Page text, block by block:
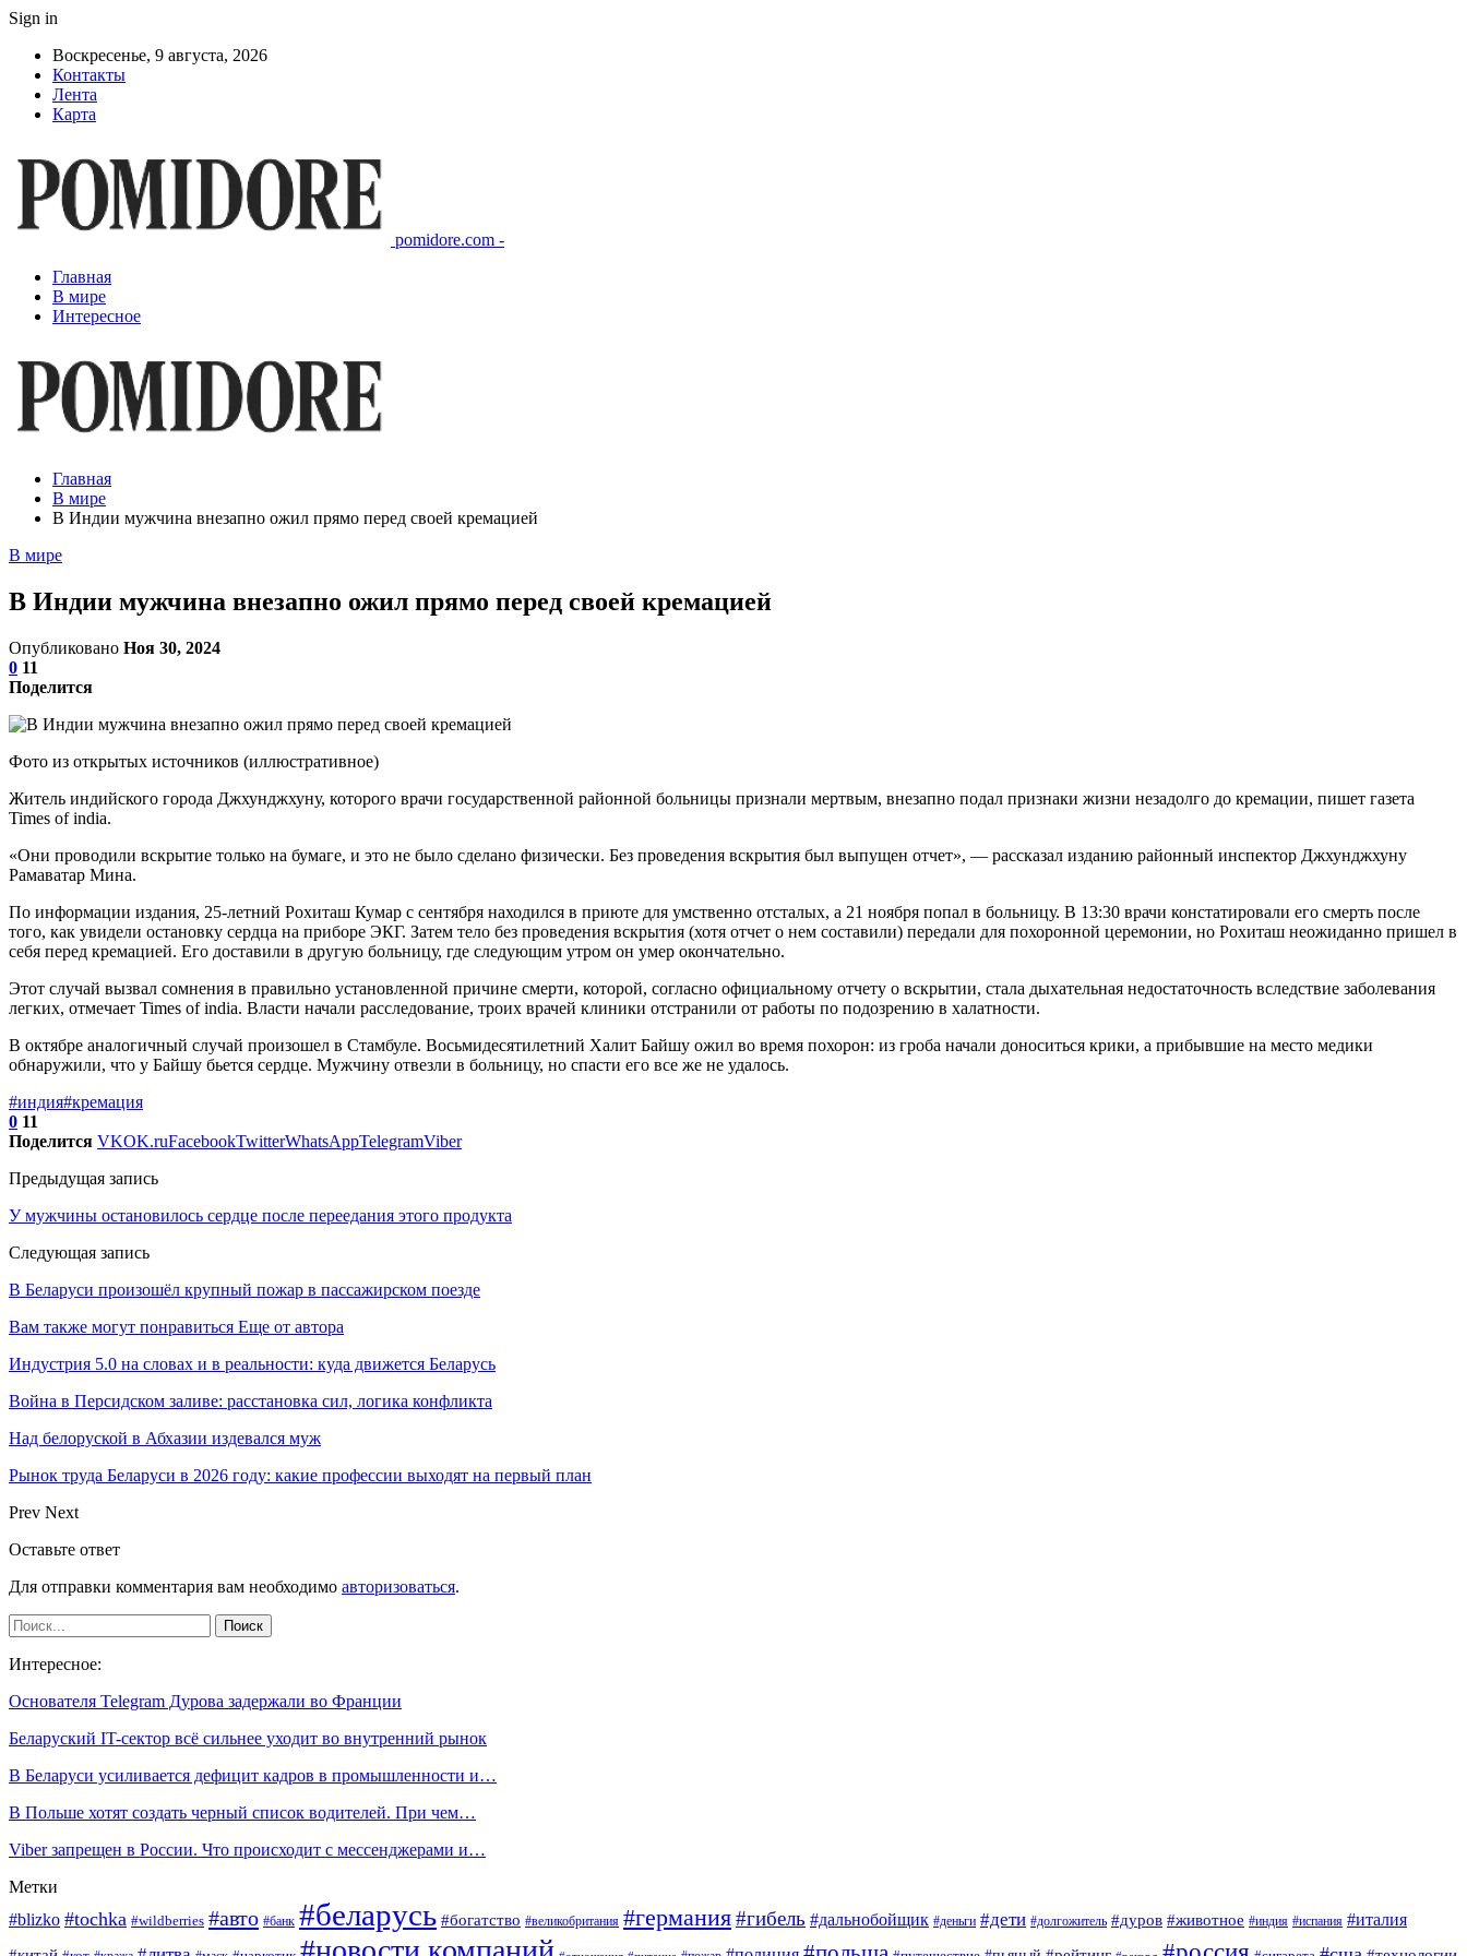
Sign in
Воскресенье, 9 августа, 2026
Контакты
Лента
Карта
pomidore.com -
Главная
В мире
Интересное
Главная
В мире
В Индии мужчина внезапно ожил прямо перед своей кремацией
В мире
В Индии мужчина внезапно ожил прямо перед своей кремацией
Опубликовано Ноя 30, 2024
0 11
Поделится
Фото из открытых источников (иллюстративное)
Житель индийского города Джхунджхуну, которого врачи государственной районной больницы признали мертвым, внезапно подал признаки жизни незадолго до кремации, пишет газета
Times of india.
«Они проводили вскрытие только на бумаге, и это не было сделано физически. Без проведения вскрытия был выпущен отчет», — рассказал изданию районный инспектор Джхунджхуну
Рамаватар Мина.
По информации издания, 25-летний Рохиташ Кумар с сентября находился в приюте для умственно отсталых, а 21 ноября попал в больницу. В 13:30 врачи констатировали его смерть после
того, как увидели остановку сердца на приборе ЭКГ. Затем тело без проведения вскрытия (хотя отчет о нем составили) передали для похоронной церемонии, но Рохиташ неожиданно пришел в
себя перед кремацией. Его доставили в другую больницу, где следующим утром он умер окончательно.
Этот случай вызвал сомнения в правильно установленной причине смерти, которой, согласно официальному отчету о вскрытии, стала дыхательная недостаточность вследствие заболевания
легких, отмечает Times of india. Власти начали расследование, троих врачей клиники отстранили от работы по подозрению в халатности.
В октябре аналогичный случай произошел в Стамбуле. Восьмидесятилетний Халит Байшу ожил во время похорон: из гроба начали доноситься крики, а прибывшие на место медики
обнаружили, что у Байшу бьется сердце. Мужчину отвезли в больницу, но спасти его все же не удалось.
#индия#кремация
0 11
Поделится VKOK.ruFacebookTwitterWhatsAppTelegramViber
Предыдущая запись
У мужчины остановилось сердце после переедания этого продукта
Следующая запись
В Беларуси произошёл крупный пожар в пассажирском поезде
Вам также могут понравиться Еще от автора
Индустрия 5.0 на словах и в реальности: куда движется Беларусь
Война в Персидском заливе: расстановка сил, логика конфликта
Над белоруской в Абхазии издевался муж
Рынок труда Беларуси в 2026 году: какие профессии выходят на первый план
Prev Next
Оставьте ответ
Для отправки комментария вам необходимо авторизоваться.
Интересное:
Основателя Telegram Дурова задержали во Франции
Беларуский IT-сектор всё сильнее уходит во внутренний рынок
В Беларуси усиливается дефицит кадров в промышленности и…
В Польше хотят создать черный список водителей. При чем…
Viber запрещен в России. Что происходит с мессенджерами и…
Метки
#blizko #tochka #wildberries #авто #банк #беларусь #богатство #великобритания #германия#гибель #дальнобойщик #деньги #дети #долгожитель #дуров #животное #индия #испания #италия